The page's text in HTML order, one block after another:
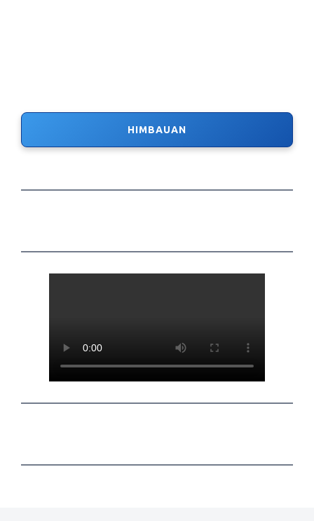
HIMBAUAN